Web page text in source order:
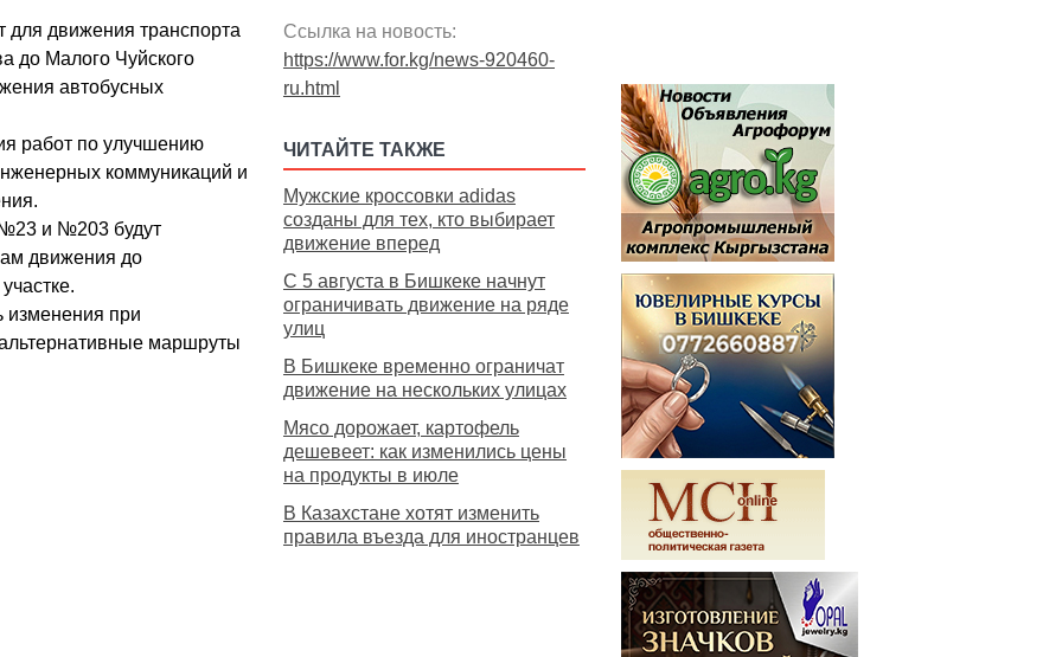
движения транспорта
до Малого Чуйского
автобусных
работ по улучшению
коммуникаций и
и №203 будут
движения до
изменения при
маршруты
Ссылка на новость:
https://www.for.kg/news-920460-
ru.html
ЧИТАЙТЕ ТАКЖЕ
Мужские кроссовки adidas
созданы для тех, кто выбирает
движение вперед
С 5 августа в Бишкеке начнут
ограничивать движение на ряде
улиц
В Бишкеке временно ограничат
движение на нескольких улицах
Мясо дорожает, картофель
дешевеет: как изменились цены
на продукты в июле
В Казахстане хотят изменить
правила въезда для иностранцев